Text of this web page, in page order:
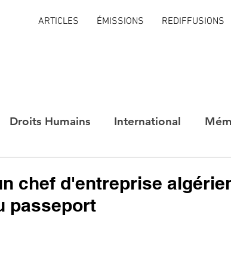
ARTICLES ÉMISSIONS REDIFFUSIONS
Droits Humains International
chef d'entreprise
passeport